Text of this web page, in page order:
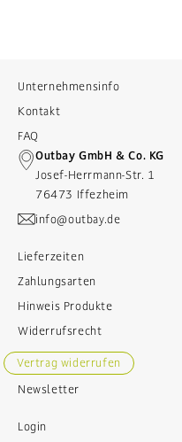
Unternehmensinfo
Kontakt
FAQ
Outbay GmbH & Co. KG
Josef-Herrmann-Str. 1
76473 Iffezheim
info@outbay.de
Lieferzeiten
Zahlungsarten
Hinweis Produkte
Widerrufsrecht
Vertrag widerrufen
Newsletter
Login